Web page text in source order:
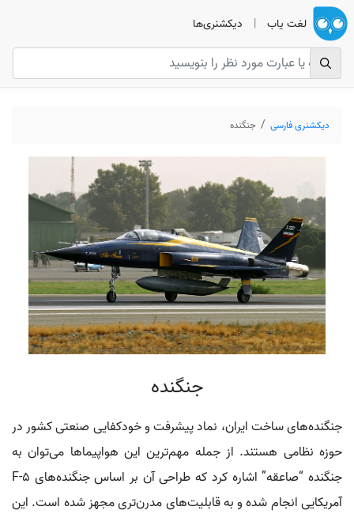
لغت یاب | دیکشنری‌ها
دیکشنری فارسی جنگنده
جنگنده
جنگنده‌های ساخت ایران، نماد پیشرفت و خودکفایی صنعتی کشور در
حوزه نظامی هستند. از جمله مهم‌ترین این هواپیماها می‌توان به
جنگنده “صاعقه” اشاره کرد که طراحی آن بر اساس جنگنده‌های F-5
آمریکایی انجام شده و به قابلیت‌های مدرن‌تری مجهز شده است. این